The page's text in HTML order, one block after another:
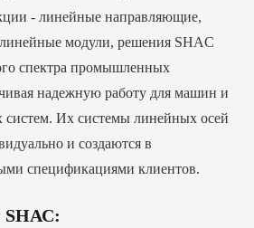
- линейные направляющие,
модули, решения SHAC
спектра промышленных
надежную работу для машин и
систем. Их системы линейных осей
и создаются в
спецификациями клиентов.
SHAC: